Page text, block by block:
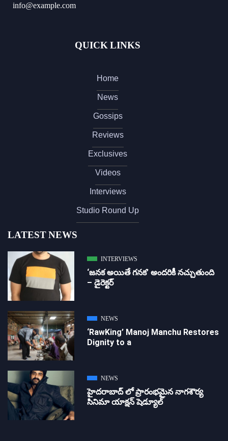
info@example.com
QUICK LINKS
Home
News
Gossips
Reviews
Exclusives
Videos
Interviews
Studio Round Up
LATEST NEWS
INTERVIEWS
‘జ‌న‌క అయితే గ‌న‌క‌’ అందరికీ నచ్చుతుంది
– డైరెక్ట‌ర్
NEWS
‘RawKing’ Manoj Manchu Restores
Dignity to a
NEWS
హైదరాబాద్ లో ప్రారంభమైన నాగశౌర్య
సినిమా యాక్షన్ షెడ్యూల్